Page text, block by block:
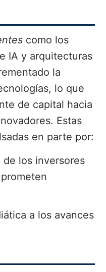
como los
IA y arquitecturas
la
lo que
de capital hacia
Estas
en parte por:
los inversores
a los avances